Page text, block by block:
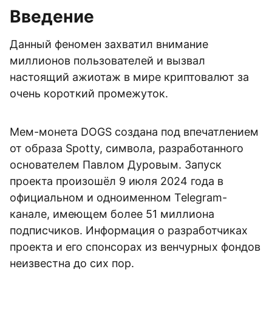
Введение
Данный феномен захватил внимание
миллионов пользователей и вызвал
настоящий ажиотаж в мире криптовалют за
очень короткий промежуток.
Мем-монета DOGS создана под впечатлением
от образа Spotty, символа, разработанного
основателем Павлом Дуровым. Запуск
проекта произошёл 9 июля 2024 года в
официальном и одноименном Telegram-
канале, имеющем более 51 миллиона
подписчиков. Информация о разработчиках
проекта и его спонсорах из венчурных фондов
неизвестна до сих пор.